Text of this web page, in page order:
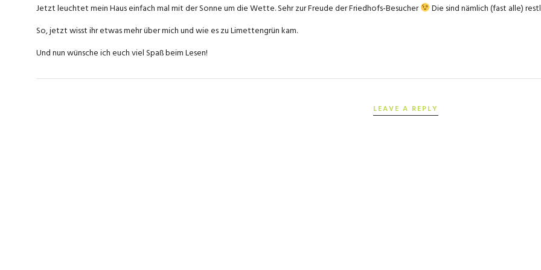
Jetzt leuchtet mein Haus einfach mal mit der Sonne um die Wette. Sehr zur Freude der Friedhofs-Besucher
Die sind nämlich (fast alle)
So, jetzt wisst ihr etwas mehr über mich und wie es zu Limettengrün kam.
Und nun wünsche ich euch viel Spaß beim Lesen!
LEAVE A REPLY